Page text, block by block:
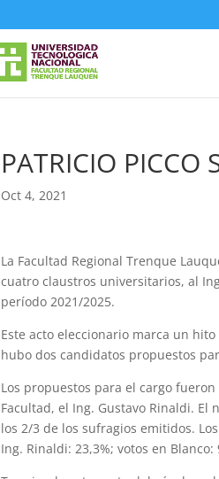
PATRICIO PICCO
Oct 4, 2021
La Facultad Regional Trenque
cuatro claustros universitarios, al
período 2021/2025.
Este acto eleccionario marca un
hubo dos candidatos propuestos
Los propuestos para el cargo
Facultad, el Ing. Gustavo Rinaldi.
los 2/3 de los sufragios emitidos.
Ing. Rinaldi: 23,3%; votos en Blanco: